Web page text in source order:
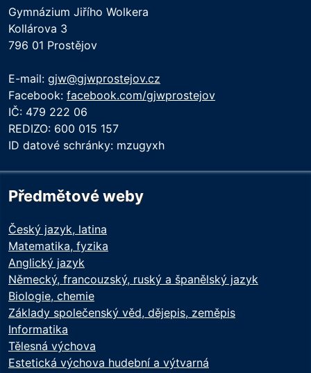
Gymnázium Jiřího Wolkera
Kollárova 3
796 01 Prostějov
E-mail: gjw@gjwprostejov.cz
Facebook: facebook.com/gjwprostejov
IČ: 479 222 06
REDIZO: 600 015 157
ID datové schránky: mzugyxh
Předmětové weby
Český jazyk, latina
Matematika, fyzika
Anglický jazyk
Německý, francouzský, ruský a španělský jazyk
Biologie, chemie
Základy společenský věd, dějepis, zeměpis
Informatika
Tělesná výchova
Estetická výchova hudební a výtvarná